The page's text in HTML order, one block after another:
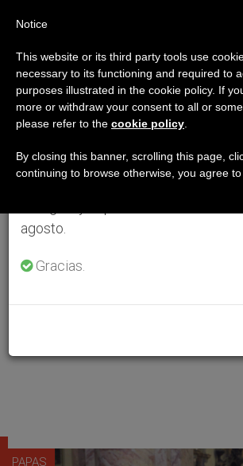
PAPAS
Aviso importante
Del 27 de julio al 7 de agosto
anual, aprovechando que en el
se generan menos informaciones y
agosto.
Gracias.
Notice
This website or its third party tools use
necessary to its functioning and required to
purposes illustrated in the cookie policy. If
more or withdraw your consent to all or
please refer to the cookie policy
By closing this banner, scrolling this page,
continuing to browse otherwise, you agree